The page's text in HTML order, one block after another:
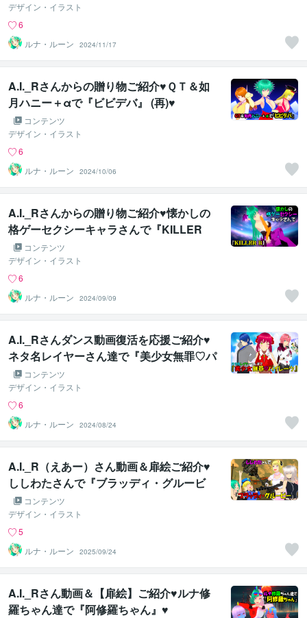
デザイン・イラスト
6
ルナ・ルーン
2024/11/17
A.I._Rさんからの贈り物ご紹介♥ＱＴ＆如
月ハニー＋αで『ビビデバ』 (再)♥
コンテンツ
デザイン・イラスト
6
ルナ・ルーン
2024/10/06
A.I._Rさんからの贈り物ご紹介♥懐かしの
格ゲーセクシーキャラさんで『KILLER
B』♥コンテンツ
デザイン・イラスト
6
ルナ・ルーン
2024/09/09
A.I._Rさんダンス動画復活を応援ご紹介♥
ネタ名レイヤーさん達で『美少女無罪♡パ
イレーツ』♥
コンテンツ
デザイン・イラスト
6
ルナ・ルーン
2024/08/24
A.I._R（えあー）さん動画＆扉絵ご紹介♥
ししわたさんで『ブラッディ・グルービ
ー』♥コンテンツ
デザイン・イラスト
5
ルナ・ルーン
2025/09/24
A.I._Rさん動画＆【扉絵】ご紹介♥ルナ修
羅ちゃん達で『阿修羅ちゃん』♥